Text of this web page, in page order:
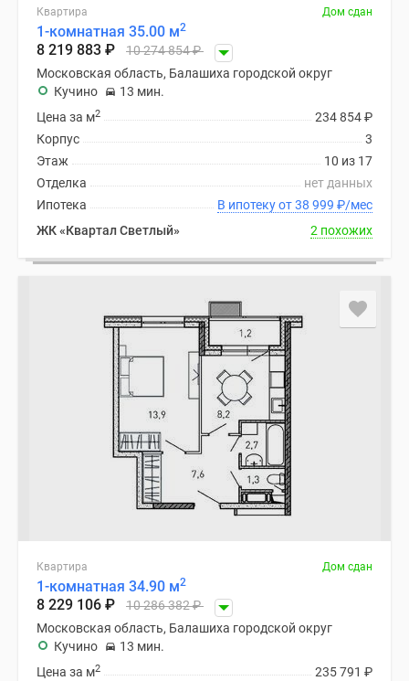
Квартира Дом сдан
1-комнатная 35.00 м2
8 219 883 ₽ 10 274 854₽
Московская область, Балашиха городской округ
Кучино
13 мин.
234 854₽
Цена за м2
3
Корпус
10 из 17
Этаж
нет данных
Отделка
В ипотеку от 38 999 ₽/мес
Ипотека
ЖК «Квартал Светлый»
2 похожих
Квартира Дом сдан
1-комнатная 34.90 м2
8 229 106 ₽ 10 286 382₽
Московская область, Балашиха городской округ
Кучино
13 мин.
235 791 ₽
Цена за м2